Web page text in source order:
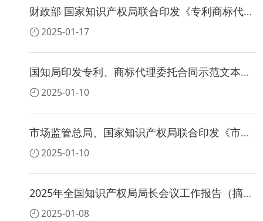
财政部 国家知识产权局联合印发《专利商标代理服务政府采购需求标准（试行）》
2025-01-17
国知局印发专利、商标代理委托合同示范文本及签订指引
2025-01-10
市场监管总局、国家知识产权局联合印发《市场监管领域知识产权案件案由规定（试行）》
2025-01-10
2025年全国知识产权局局长会议工作报告（摘编）
2025-01-08